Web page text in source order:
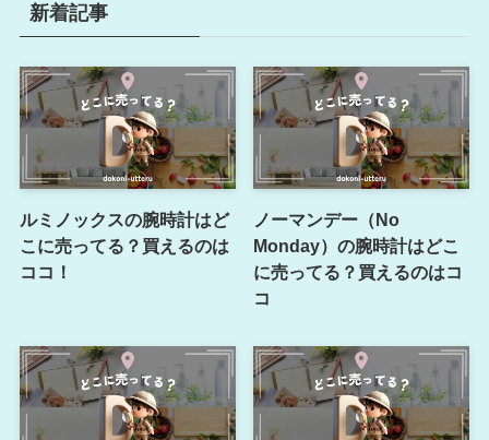
新着記事
ルミノックスの腕時計はど
こに売ってる？買えるのは
ココ！
ノーマンデー（No
Monday）の腕時計はどこ
に売ってる？買えるのはコ
コ